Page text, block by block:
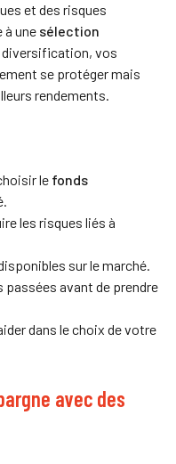
et des risques
à une sélection
diversification, vos
se protéger mais
rendements.
le fonds
les risques liés à
sur le marché.
avant de prendre
dans le choix de votre
avec des